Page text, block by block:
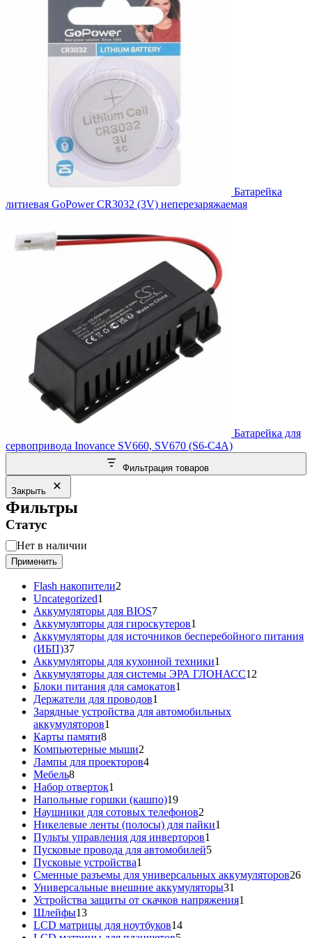
Батарейка
литиевая GoPower СR3032 (3V) неперезаряжаемая
Батарейка для
сервопривода Inovance SV660, SV670 (S6-C4A)
Фильтрация товаров
Закрыть
Фильтры
Статус
Статус
Нет в наличии
Применить
Flash накопители2
Uncategorized1
товар
Аккумуляторы для BIOS77
товаров
Аккумуляторы для гироскутеров1
товар
Аккумуляторы для источников бесперебойного питания
(ИБП)3737
товаров
Аккумуляторы для кухонной техники1
товар
Аккумуляторы для системы ЭРА ГЛОНАСС12
Блоки питания для самокатов1
Держатели для проводов1
товар
Зарядные устройства для автомобильных
аккумуляторов1
Карты памяти88
товаров
Компьютерные мыши2
товара
Лампы для проекторов44
Мебель88
товаров
Набор отверток1
товар
Напольные горшки (кашпо)1919
товаров
Наушники для сотовых телефонов2
товара
Никелевые ленты (полосы) для пайки1
Пульты управления для инверторов1
товар
Пусковые провода для автомобилей55
Пусковые устройства1
товар
Сменные разъемы для универсальных аккумуляторов2626
Универсальные внешние аккумуляторы31
товар
Устройства защиты от скачков напряжения1
Шлейфы1313
товаров
LCD матрицы для ноутбуков1414